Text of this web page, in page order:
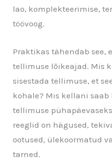
lao, komplekteerimise,
töövoog.
Praktikas tähendab see,
tellimuse lõikeajad. Mis
sisestada tellimuse, et
kohale? Mis kellani saab
tellimuse
reeglid on hägused,
ootused, ülekoormatud
tarned.